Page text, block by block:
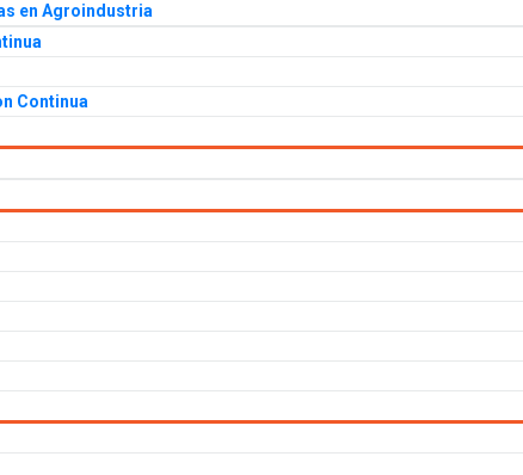
en Agroindustria
Continua